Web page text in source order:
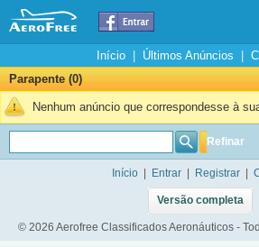
Início| Últimos Anúncios
Parapente (0)
Nenhum anúncio que correspondesse à
Refinar
Início Entrar Registrar
Versão completa
© 2026 Aerofree Classificados Aeronáuticos -